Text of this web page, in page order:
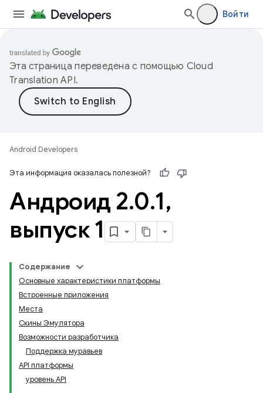
Войти
Эта страница переведена с помощью Cloud
Translation API.
Android Developers
Эта информация оказалась полезной?
Андроид 2.0.1,
выпуск 1
Содержание
Основные характеристики платформы
Встроенные приложения
Места
Скины Эмулятора
Возможности разработчика
Поддержка муравьев
API платформы
уровень API